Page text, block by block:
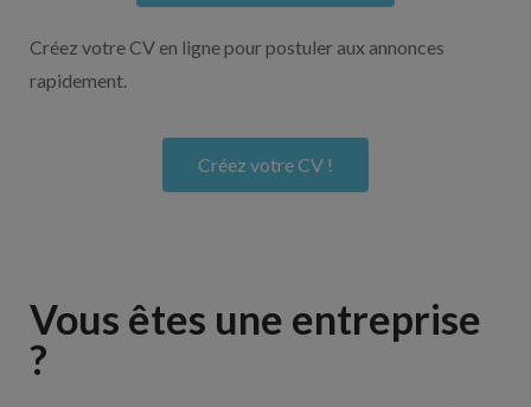
Créez votre CV en ligne pour postuler aux annonces
rapidement.
Créez votre CV !
Vous êtes une entreprise
?